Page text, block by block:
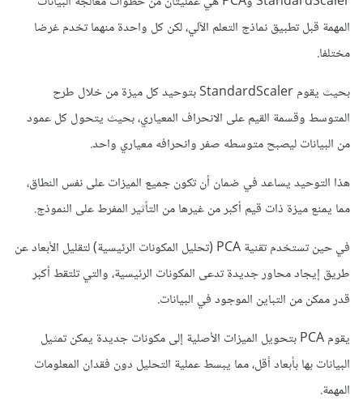
المهمة قبل تطبيق نماذج التعلم الآلي، لكن كل واحدة منهما تخدم غرضا
مختلفا.
بحيث يقوم StandardScaler بتوحيد كل ميزة من خلال طرح
المتوسط وقسمة القيم على الانحراف المعياري، بحيث يتحول كل عمود
من البيانات ليصبح متوسطه صفر وانحرافه معياري واحد.
هذا التوحيد يساعد في ضمان أن تكون جميع الميزات على نفس النطاق،
مما يمنع ميزة ذات قيم أكبر من غيرها من التأثير المفرط على النموذج.
في حين تستخدم تقنية PCA (تحليل المكونات الرئيسية) لتقليل الأبعاد عن
طريق إيجاد محاور جديدة تدعى المكونات الرئيسية، والتي تلتقط أكبر
قدر ممكن من التباين الموجود في البيانات.
يقوم PCA بتحويل الميزات الأصلية إلى مكونات جديدة يمكن تمثيل
البيانات بها بأبعاد أقل، مما يبسط عملية التحليل دون فقدان المعلومات
المهمة.